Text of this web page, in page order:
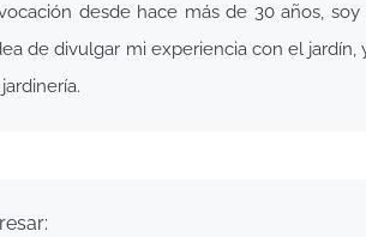
desde hace más de 30 años,
de divulgar mi experiencia con el